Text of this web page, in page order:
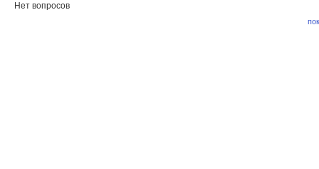
Нет вопросов